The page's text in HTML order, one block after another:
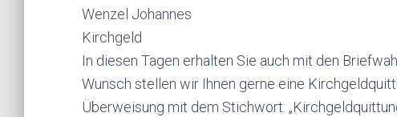
Wenzel Johannes
Kirchgeld
In diesen Tagen erhalten Sie auch mit den
Wunsch stellen wir Ihnen gerne eine
Überweisung mit dem Stichwort: